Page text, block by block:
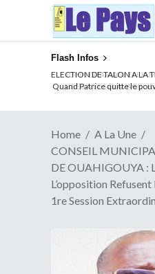
Flash Infos
ELECTION DE TALON A LA
Quand Patrice quitte le
Home
A La Une
CONSEIL
DE OUAHIGOUYA :
L’opposition
1re Session